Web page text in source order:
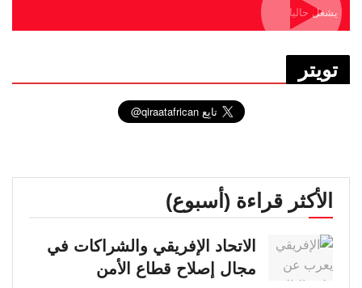
يشغل حاليا
تويتر
الأكثر قراءة (أسبوع)
الاتحاد الإفريقي والشراكات في
مجال إصلاح قطاع الأمن